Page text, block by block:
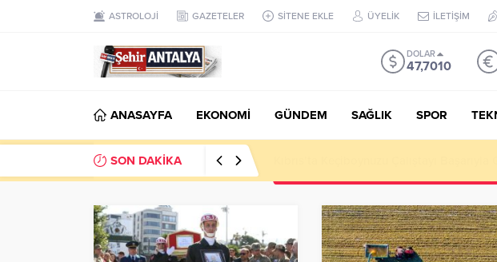
ASTROLOJİ GAZETELER SİTENE EKLE ÜYELİK İLETİŞİM
DOLAR
47,7010
ANASAYFA EKONOMİ GÜNDEM SAĞLIK SPOR
SON DAKİKA